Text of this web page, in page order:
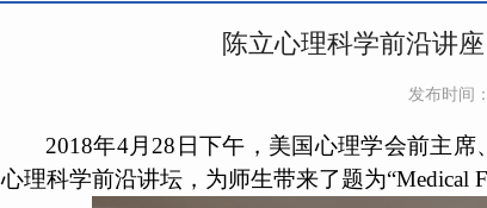
陈立心理科学前沿讲
发布时间
2018年4月28日下午，美国心理学会前主席
心理科学前沿讲坛，为师生带来了题为“Medical